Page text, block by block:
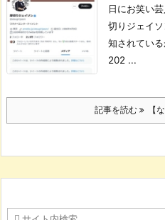
日にお笑い
切りジェイソ
知されている
202 ...
記事を読む 【な